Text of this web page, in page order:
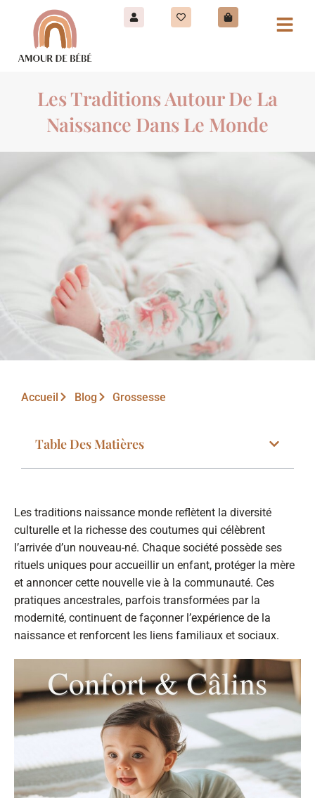
Les Traditions Autour De La
Naissance Dans Le Monde
Accueil Blog Grossesse
Table Des Matières
Les traditions naissance monde reflètent la diversité
culturelle et la richesse des coutumes qui célèbrent
l’arrivée d’un nouveau-né. Chaque société possède ses
rituels uniques pour accueillir un enfant, protéger la mère
et annoncer cette nouvelle vie à la communauté. Ces
pratiques ancestrales, parfois transformées par la
modernité, continuent de façonner l’expérience de la
naissance et renforcent les liens familiaux et sociaux.